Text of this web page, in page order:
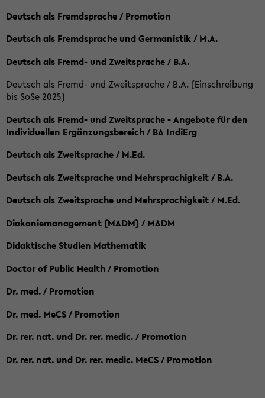
Deutsch als Fremdsprache / Promotion
Deutsch als Fremdsprache und Germanistik / M.A.
Deutsch als Fremd- und Zweitsprache / B.A.
Deutsch als Fremd- und Zweitsprache / B.A. (Einschreibung
bis SoSe 2025)
Deutsch als Fremd- und Zweitsprache - Angebote für den
Individuellen Ergänzungsbereich / BA IndiErg
Deutsch als Zweitsprache / M.Ed.
Deutsch als Zweitsprache und Mehrsprachigkeit / B.A.
Deutsch als Zweitsprache und Mehrsprachigkeit / M.Ed.
Diakoniemanagement (MADM) / MADM
Didaktische Studien Mathematik
Doctor of Public Health / Promotion
Dr. med. / Promotion
Dr. med. MeCS / Promotion
Dr. rer. nat. und Dr. rer. medic. / Promotion
Dr. rer. nat. und Dr. rer. medic. MeCS / Promotion